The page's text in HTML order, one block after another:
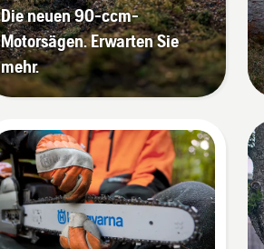
Die neuen 90-ccm-
Motorsägen. Erwarten Sie
mehr.